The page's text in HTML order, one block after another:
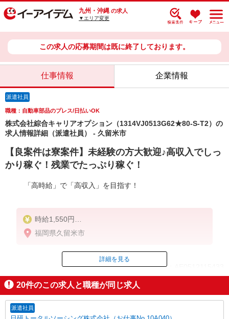
九州・沖縄 の求人
▼エリア変更
この求人の応募期間は既に終了しております。
仕事情報 企業情報
派遣社員
職種：自動車部品のプレス/日払いOK
株式会社綜合キャリアオプション（1314VJ0513G62★80-S-T2）の
求人情報詳細（派遣社員） - 久留米市
【良案件は寮案件】未経験の方大歓迎♪高収入でしっ
かり稼ぐ！残業でたっぷり稼ぐ！
「高時給」で「高収入」を目指す！
時給1,550円
交通費：既定支給
福岡県久留米市
ID：AE0512115433
掲載期間終了
詳細を見る
20件のこの求人と職種が同じ求人
派遣社員